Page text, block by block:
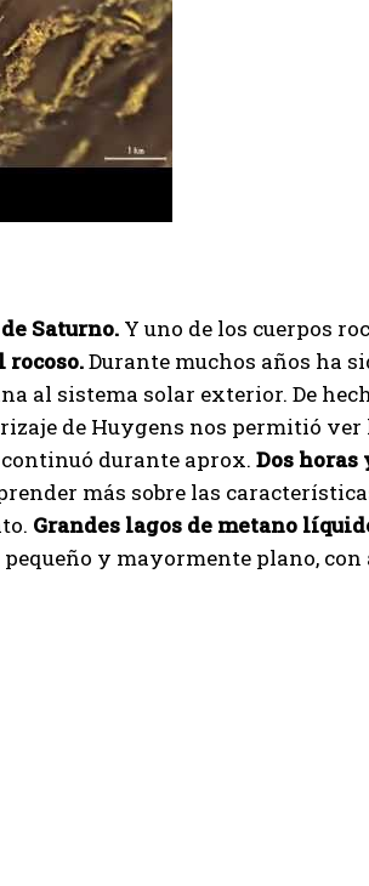
Saturno. Y uno de los cuerpos
Durante muchos años ha
al sistema solar exterior. De
de Huygens nos permitió ver
continuó durante aprox. Dos horas
más sobre las
Grandes lagos de metano
pequeño y mayormente plano,